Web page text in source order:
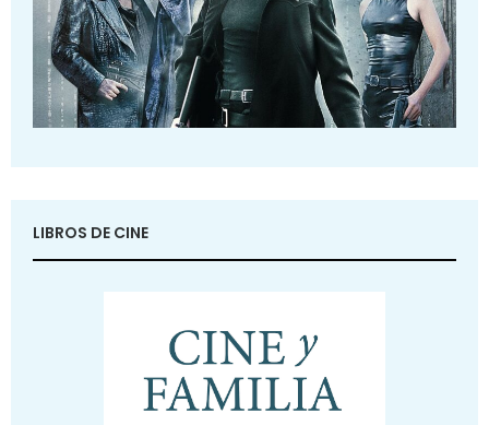
LIBROS DE CINE